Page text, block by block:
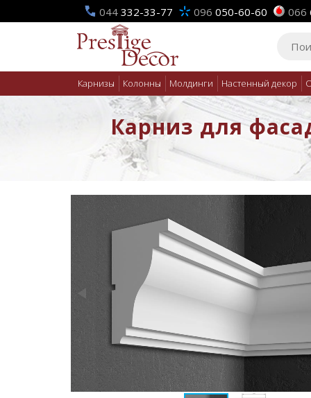
044 332-33-77 096 050-60-60 066
Карнизы Колонны Молдинги Настенный декор
Карниз для